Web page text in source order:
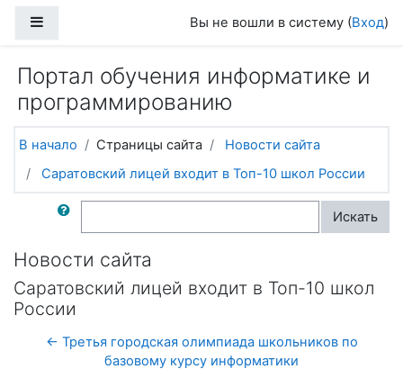
Вы не вошли в систему (Вход)
Портал обучения информатике и
программированию
В начало Страницы сайта
Новости сайта
Саратовский лицей входит в Топ-10 школ России
Поиск по форумам Искать
Новости сайта
Саратовский лицей входит в Топ-10 школ
России
← Третья городская олимпиада школьников по
базовому курсу информатики